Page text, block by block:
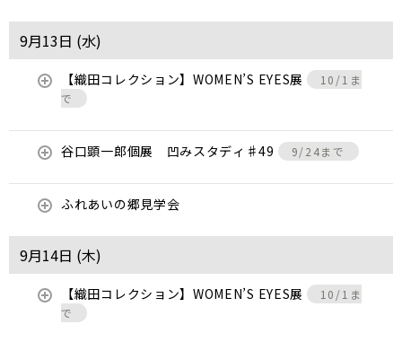
9月13日 (水)
【織田コレクション】WOMEN’S EYES展
10/1ま
で
谷口顕一郎個展 凹みスタディ♯49 9/24まで
ふれあいの郷見学会
9月14日 (木)
【織田コレクション】WOMEN’S EYES展
10/1ま
で